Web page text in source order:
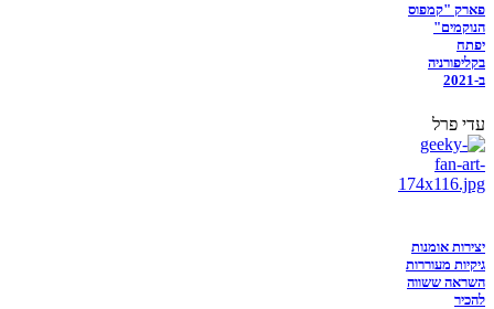
פארק "קמפוס
הנוקמים"
יפתח
בקליפורניה
ב-2021
עדי פרל
יצירות אומנות
גיקיות מעוררות
השראה ששווה
להכיר